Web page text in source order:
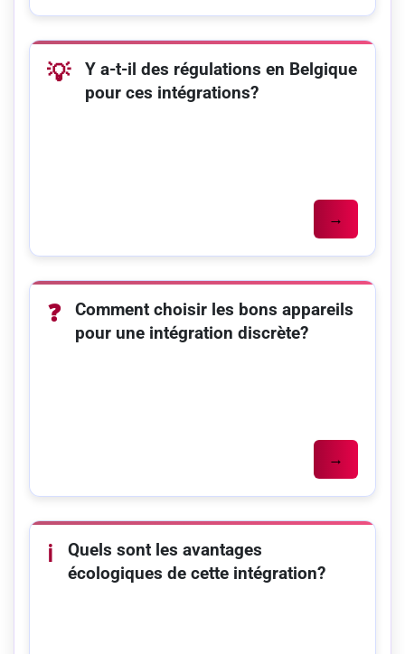
💡
Y a-t-il des régulations en Belgique
pour ces intégrations?
→
❓
Comment choisir les bons appareils
pour une intégration discrète?
→
ℹ️
Quels sont les avantages
écologiques de cette intégration?